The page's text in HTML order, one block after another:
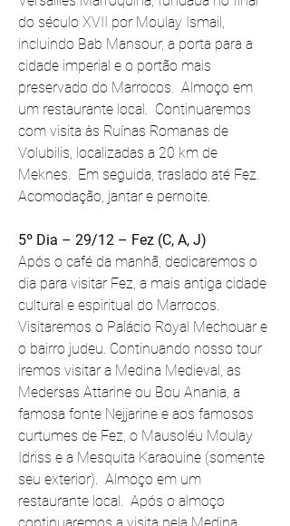
do século XVII por Moulay Ismail,
incluindo Bab Mansour, a porta para a
cidade imperial e o portão mais
preservado do Marrocos.  Almoço em
um restaurante local.  Continuaremos
com visita às Ruínas Romanas de
Volubilis, localizadas a 20 km de
Meknes.  Em seguida, traslado até Fez.
Acomodação, jantar e pernoite.
5º Dia – 29/12 – Fez (C, A, J)
Após o café da manhã, dedicaremos o
dia para visitar Fez, a mais antiga cidade
cultural e espiritual do Marrocos.
Visitaremos o Palácio Royal Mechouar e
o bairro judeu. Continuando nosso tour
iremos visitar a Medina Medieval, as
Medersas Attarine ou Bou Anania, a
famosa fonte Nejjarine e aos famosos
curtumes de Fez, o Mausoléu Moulay
Idriss e a Mesquita Karaouine (somente
seu exterior).  Almoço em um
restaurante local.  Após o almoço